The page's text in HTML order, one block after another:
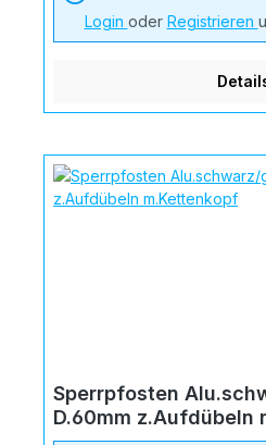
Login oder Registrieren
Sperrpfosten
D.60mm z.Aufdübeln